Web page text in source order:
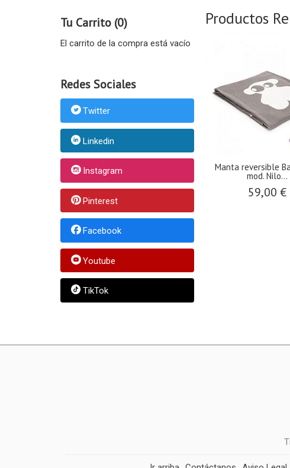
Tu Carrito (0)
El carrito de la compra está vacío
Redes Sociales
Twitter
Linkedin
Instagram
Pinterest
Facebook
Youtube
TikTok
Productos
Manta reversible
mod. Nilo...
59,00 €